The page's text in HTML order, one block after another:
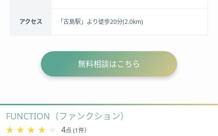
アクセス 「古島駅」より徒歩20分(2.0km)
無料相談はこちら
FUNCTION（ファンクション）
★★★★★
★★★★★ 4点 (1件）